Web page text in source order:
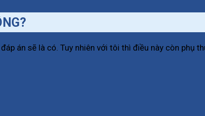
án sẽ là có. Tuy nhiên với tôi thì điều này còn phụ